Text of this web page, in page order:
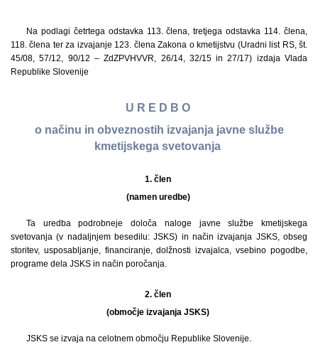
Na podlagi četrtega odstavka 113. člena, tretjega odstavka 114. člena,
118. člena ter za izvajanje 123. člena Zakona o kmetijstvu (Uradni list RS, št.
45/08, 57/12, 90/12 – ZdZPVHVVR, 26/14, 32/15 in 27/17) izdaja Vlada
Republike Slovenije
U R E D B O
o načinu in obveznostih izvajanja javne službe
kmetijskega svetovanja
1. člen
(namen uredbe)
Ta uredba podrobneje določa naloge javne službe kmetijskega
svetovanja (v nadaljnjem besedilu: JSKS) in način izvajanja JSKS, obseg
storitev, usposabljanje, financiranje, dolžnosti izvajalca, vsebino pogodbe,
programe dela JSKS in način poročanja.
2. člen
(območje izvajanja JSKS)
JSKS se izvaja na celotnem območju Republike Slovenije.